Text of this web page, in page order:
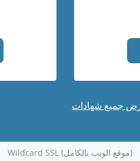
Wildcard SSL (موقع الويب بالكامل)